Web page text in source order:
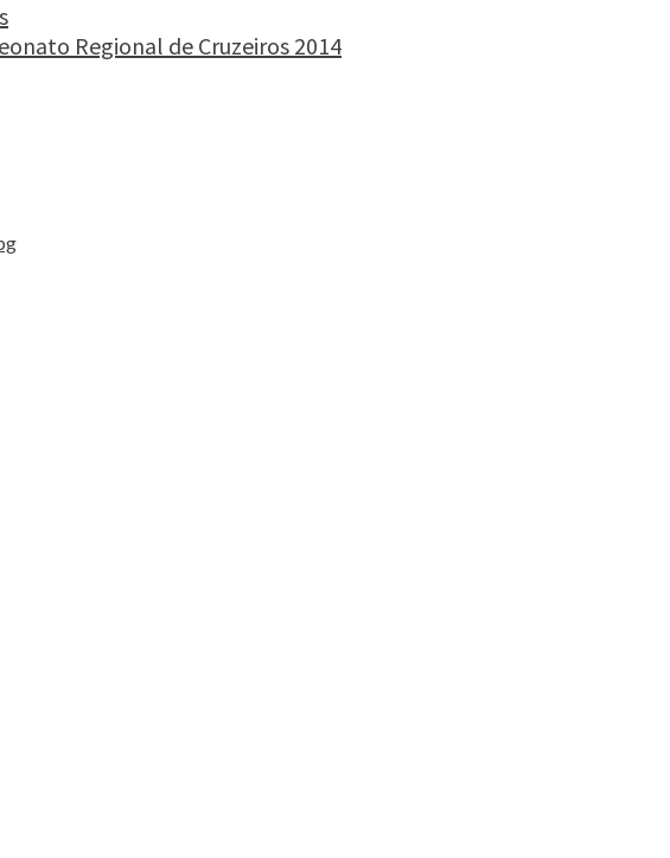
Regional de Cruzeiros 2014